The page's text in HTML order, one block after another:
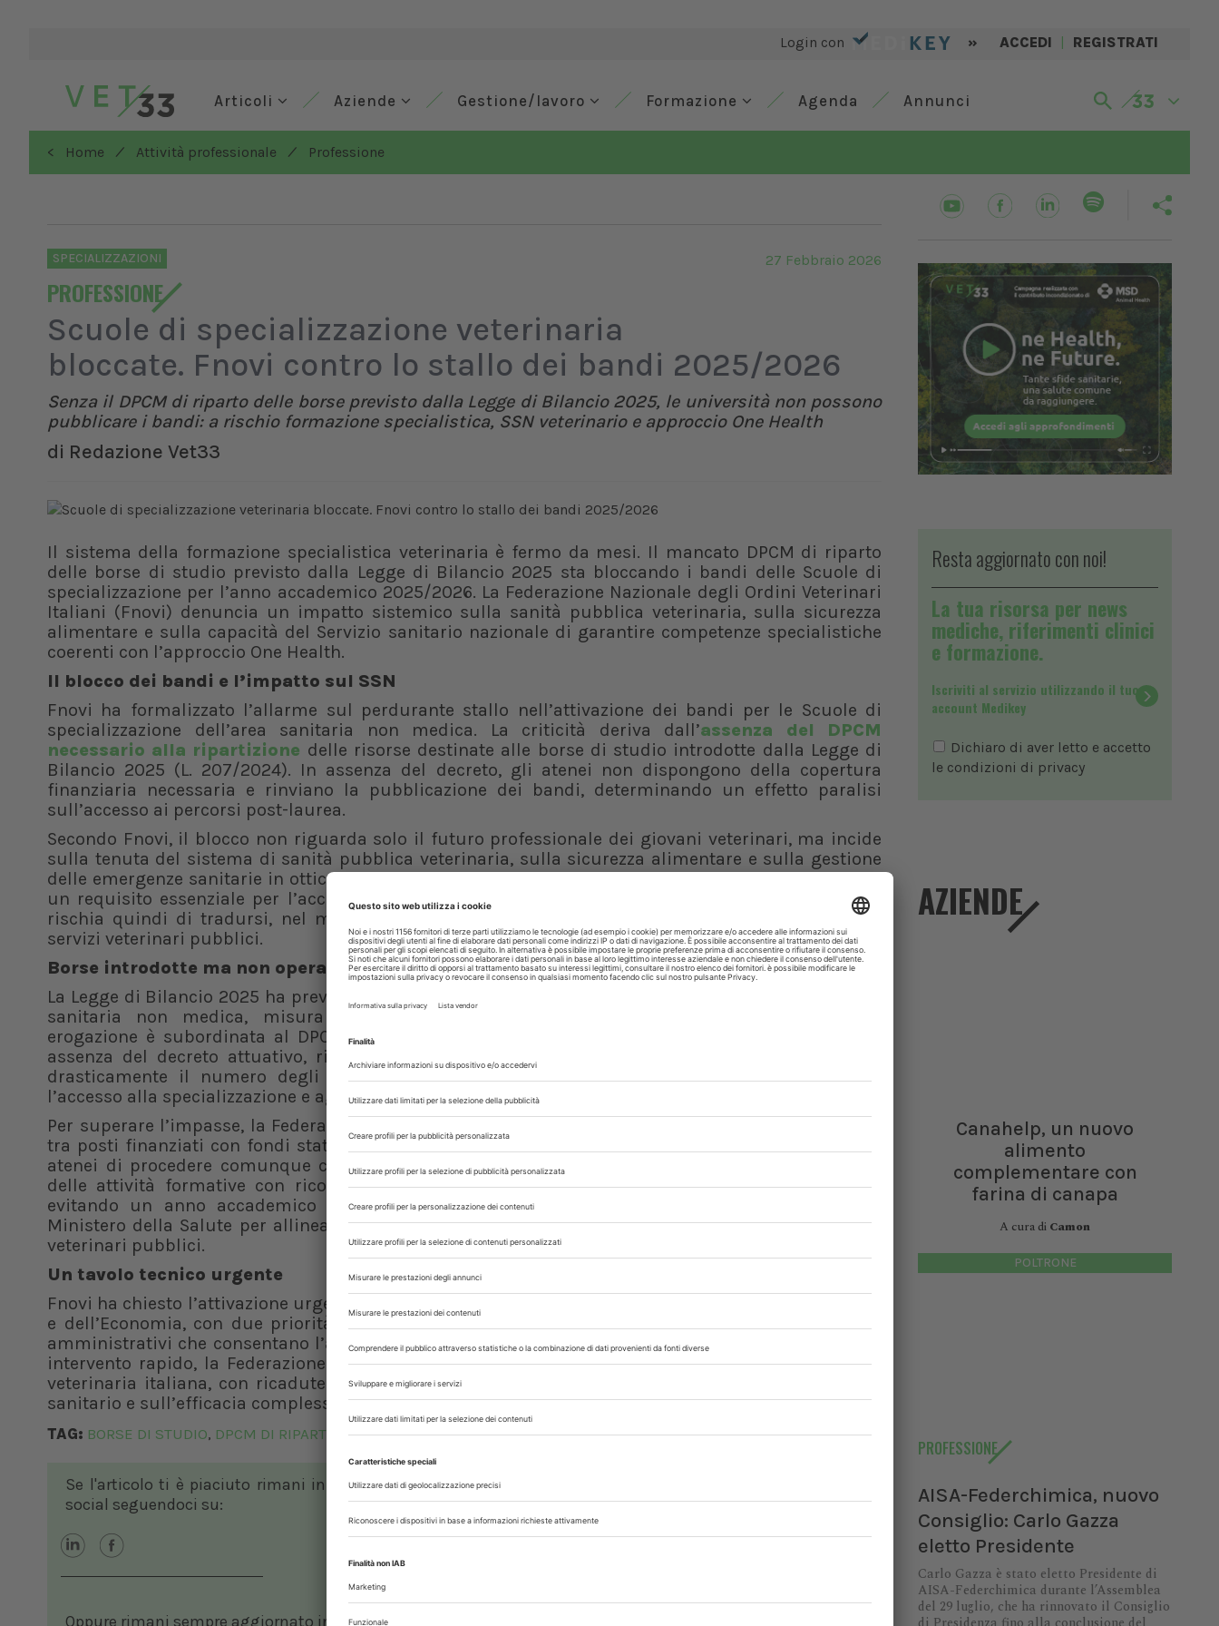
Login con » ACCEDI | REGISTRATI
Articoli Aziende Gestione/lavoro Formazione Agenda Annunci
< Home / Attività professionale / Professione
SPECIALIZZAZIONI
PROFESSIONE
27 Febbraio 2026
Scuole di specializzazione veterinaria
bloccate. Fnovi contro lo stallo dei bandi 2025/2026
Senza il DPCM di riparto delle borse previsto dalla Legge di Bilancio 2025, le università non possono
pubblicare i bandi: a rischio formazione specialistica, SSN veterinario e approccio One Health
di Redazione Vet33
Il sistema della formazione specialistica veterinaria è fermo da mesi. Il mancato DPCM di riparto
delle borse di studio previsto dalla Legge di Bilancio 2025 sta bloccando i bandi delle Scuole di
specializzazione per l’anno accademico 2025/2026. La Federazione Nazionale degli Ordini Veterinari
Italiani (Fnovi) denuncia un impatto sistemico sulla sanità pubblica veterinaria, sulla sicurezza
alimentare e sulla capacità del Servizio sanitario nazionale di garantire competenze specialistiche
coerenti con l’approccio One Health.
Il blocco dei bandi e l’impatto sul SSN
Fnovi ha formalizzato l’allarme sul perdurante stallo nell’attivazione dei bandi per le Scuole di
specializzazione dell’area sanitaria non medica. La criticità deriva dall’assenza del DPCM
necessario alla ripartizione delle risorse destinate alle borse di studio introdotte dalla Legge di
Bilancio 2025 (L. 207/2024). In assenza del decreto, gli atenei non dispongono della copertura
finanziaria necessaria e rinviano la pubblicazione dei bandi, determinando un effetto paralisi
sull’accesso ai percorsi post-laurea.
Secondo Fnovi, il blocco non riguarda solo il futuro professionale dei giovani veterinari, ma incide
sulla tenuta del sistema di sanità pubblica veterinaria, sulla sicurezza alimentare e sulla gestione
delle emergenze sanitarie in ottica One Health. La specializzazione rappresenta infatti, in molti casi,
un requisito essenziale per l’accesso ai concorsi nel Ssn. Il ritardo nella formazione specialistica
rischia quindi di tradursi, nel medio periodo, in carenze strutturali di personale qualificato nei
servizi veterinari pubblici.
Borse introdotte ma non operative
La Legge di Bilancio 2025 ha previsto l’introduzione di borse annuali per gli specializzandi dell’area
sanitaria non medica, misura accolta positivamente dalla professione. Tuttavia, l’effettiva
erogazione è subordinata al DPCM di riparto delle risorse tra gli atenei. Questo meccanismo, in
assenza del decreto attuativo, rischia di produrre l’effetto opposto a quello auspicato: limitare
drasticamente il numero degli ammessi in funzione dei soli fondi disponibili, comprimendo
l’accesso alla specializzazione e aggravando la carenza di professionalità veterinarie specialistiche.
Per superare l’impasse, la Federazione avanza alcune soluzioni operative. Tra queste, la distinzione
tra posti finanziati con fondi statali e posti senza borsa o sostenuti da enti terzi, consentendo agli
atenei di procedere comunque con le ammissioni. Fnovi suggerisce inoltre di permettere l’avvio
delle attività formative con riconoscimento economico delle borse in un momento successivo,
evitando un anno accademico “bianco”. Centrale anche la richiesta di coordinamento con il
Ministero della Salute per allineare il numero di specialisti formati al fabbisogno reale dei servizi
veterinari pubblici.
Un tavolo tecnico urgente
Fnovi ha chiesto l’attivazione urgente di un tavolo tecnico con i Ministeri dell’Università, della Salute
e dell’Economia, con due priorità: emanazione immediata del DPCM di riparto e adozione di atti
amministrativi che consentano l’avvio dei bandi 2025/2026 senza ulteriori ritardi. In assenza di un
intervento rapido, la Federazione avverte il rischio concreto di un anno “sabbatico” forzato per la
veterinaria italiana, con ricadute sulla continuità formativa, sulla programmazione del personale
sanitario e sull’efficacia complessiva del sistema di prevenzione e sicurezza sanitaria.
TAG: BORSE DI STUDIO, DPCM DI RIPARTO FNOVI,SCUOLE DI SPECIALIZZAZIONE,SPECIALIZZAZIONI
Se l'articolo ti è piaciuto rimani in contatto con noi sui nostri canali
social seguendoci su:
Oppure rimani sempre aggiornato in ambito veterinario, iscrivendoti alla nostra newsletter!
Resta aggiornato con noi!
La tua risorsa per news
mediche, riferimenti clinici
e formazione.
Iscriviti al servizio utilizzando il tuo
account Medikey
Dichiaro di aver letto e accetto
le condizioni di privacy
AZIENDE
Canahelp, un nuovo
alimento
complementare con
farina di canapa
A cura di Camon
POLTRONE
PROFESSIONE
AISA-Federchimica, nuovo
Consiglio: Carlo Gazza
eletto Presidente
Carlo Gazza è stato eletto Presidente di
AISA-Federchimica durante l’Assemblea
del 29 luglio, che ha rinnovato il Consiglio